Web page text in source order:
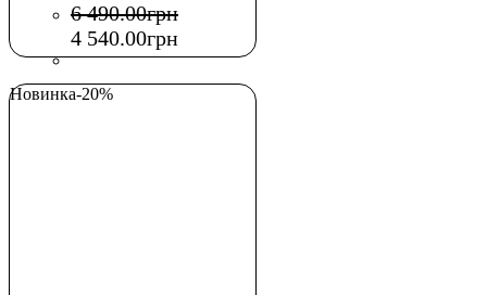
6 490.00грн
4 540.00грн
Новинка-20%